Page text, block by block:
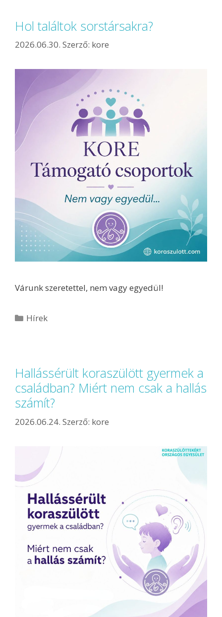
Hol találtok sorstársakra?
2026.06.30. Szerző: kore
Várunk szeretettel, nem vagy egyedül!
Hírek
Hallássérült koraszülött gyermek a
családban? Miért nem csak a hallás
számít?
2026.06.24. Szerző: kore